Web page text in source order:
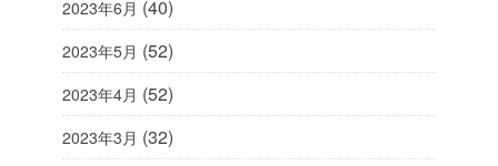
2023年6月 (40)
2023年5月 (52)
2023年4月 (52)
2023年3月 (32)